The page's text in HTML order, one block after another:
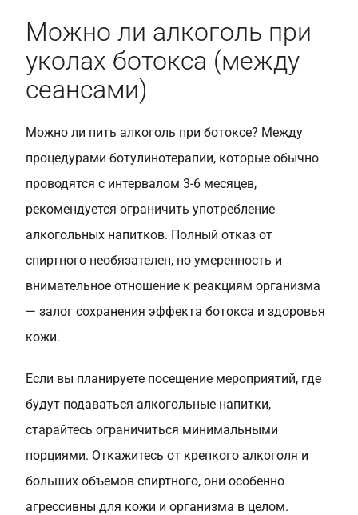
Можно ли алкоголь при
уколах ботокса (между
сеансами)
Можно ли пить алкоголь при ботоксе? Между
процедурами ботулинотерапии, которые обычно
проводятся с интервалом 3-6 месяцев,
рекомендуется ограничить употребление
алкогольных напитков. Полный отказ от
спиртного необязателен, но умеренность и
внимательное отношение к реакциям организма
— залог сохранения эффекта ботокса и здоровья
кожи.
Если вы планируете посещение мероприятий, где
будут подаваться алкогольные напитки,
старайтесь ограничиться минимальными
порциями. Откажитесь от крепкого алкоголя и
больших объемов спиртного, они особенно
агрессивны для кожи и организма в целом.